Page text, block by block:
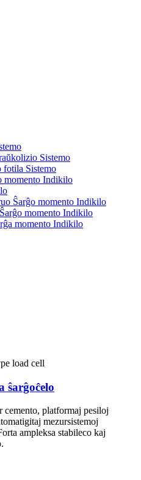
Sistemo
Sistemo
momento Indikilo
Ŝarĝo momento Indikilo
momento Indikilo
momento Indikilo
ŝarĝoĉelo
cemento, platformaj pesiloj
mezursistemoj
ampleksa stabileco kaj